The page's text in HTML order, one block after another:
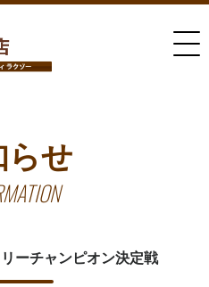
らせ
ーチャンピオン決定戦